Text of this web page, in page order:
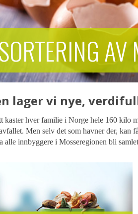
lager vi nye,
kaster hver familie i Norge hele 160 kilo
Men selv det som havner der,
alle innbyggere i Mosseregionen bli